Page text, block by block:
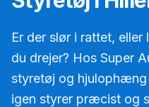
Er der slør i rattet,
du drejer? Hos Super
styretøj og
igen styrer præcist og